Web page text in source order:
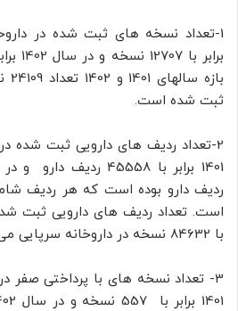
ثبت شده است.
2-تعداد ردیف های دارویی ثبت شده
ردیف دارو بوده است که هر ردیف
با 84632 نسخه در داروخانه سرپایی می باشد.
3- تعداد نسخه های با پرداختی صفر